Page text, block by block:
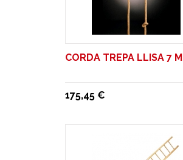
CORDA TREPA LLISA 7 M
175,45 €